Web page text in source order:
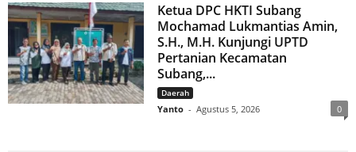
Ketua DPC HKTI Subang
Mochamad Lukmantias Amin,
S.H., M.H. Kunjungi UPTD
Pertanian Kecamatan
Subang,...
Daerah
Yanto - Agustus 5, 2026 0